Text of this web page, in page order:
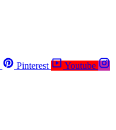
Pinterest
Youtube